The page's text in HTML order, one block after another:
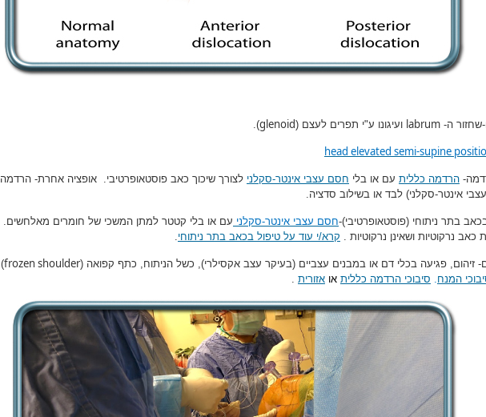
שחזור ה- labrum ועיגונו ע"י תפרים לעצם (glenoid
).
head elevated semi-supine
הרדמה כללית עם או בלי חסם עצבי אינטר-סקלני לצורך שיכוך כאב פוסטאופרטיבי. אופציה אחרת- הרדמה
אינטר-סקלני) לבד או בשילוב סדציה.
בתר ניתוחי (פוסטאופרטיבי)-חסם עצבי אינטר-סקלני עם או בלי קטטר למתן המשכי של חומרים מאלחשים.
כאב נרקוטיות ושאינן נרקוטיות . קרא/י עוד על טיפול בכאב בתר ניתוחי.
זיהום, פגיעה בכלי דם או במבנים עצביים (בעיקר עצב אקסילרי), כשל הניתוח, כתף קפואה (frozen shoulder
המנח. סיבוכי הרדמה כללית או אזורית .